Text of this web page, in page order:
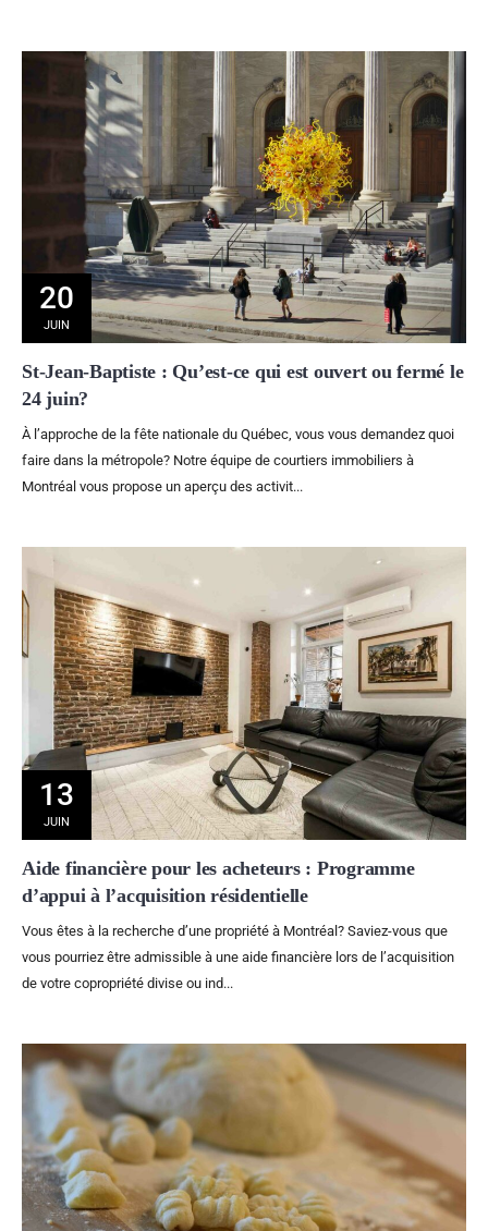
20
JUIN
St-Jean-Baptiste : Qu’est-ce qui est ouvert ou fermé le
24 juin?
À l’approche de la fête nationale du Québec, vous vous demandez quoi
faire dans la métropole? Notre équipe de courtiers immobiliers à
Montréal vous propose un aperçu des activit...
13
JUIN
Aide financière pour les acheteurs : Programme
d’appui à l’acquisition résidentielle
Vous êtes à la recherche d’une propriété à Montréal? Saviez-vous que
vous pourriez être admissible à une aide financière lors de l’acquisition
de votre copropriété divise ou ind...